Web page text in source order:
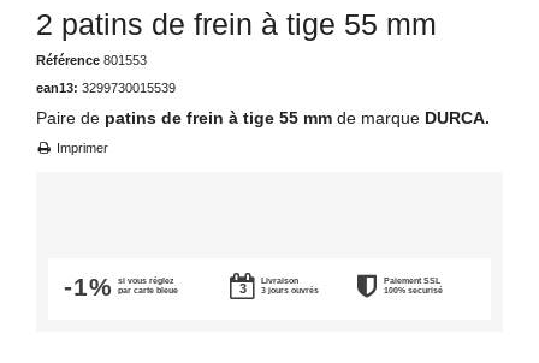
2 patins de frein à tige 55 mm
Référence 801553
ean13: 3299730015539
Paire de patins de frein à tige 55 mm de marque DURCA.
Imprimer
-1%
si vous réglez
par carte bleue
Livraison
3 jours ouvrés
Paiement SSL
100% securisé